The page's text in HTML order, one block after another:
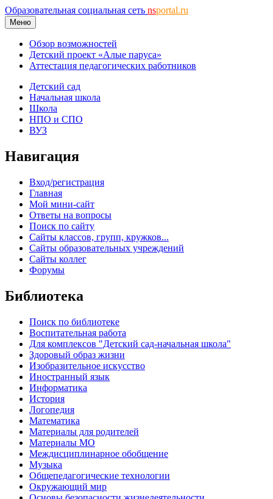
Образовательная социальная сеть nsportal.ru
Меню
Обзор возможностей
Детский проект «Алые паруса»
Аттестация педагогических работников
Детский сад
Начальная школа
Школа
НПО и СПО
ВУЗ
Навигация
Вход/регистрация
Главная
Мой мини-сайт
Ответы на вопросы
Поиск по сайту
Сайты классов, групп, кружков...
Сайты образовательных учреждений
Сайты коллег
Форумы
Библиотека
Поиск по библиотеке
Воспитательная работа
Для комплексов "Детский сад-начальная школа"
Здоровый образ жизни
Изобразительное искусство
Иностранный язык
Информатика
История
Логопедия
Математика
Материалы для родителей
Материалы МО
Междисциплинарное обобщение
Музыка
Общепедагогические технологии
Окружающий мир